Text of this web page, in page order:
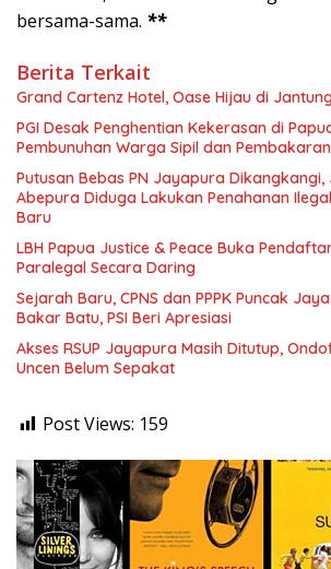
bersama-sama. **
Berita Terkait
Grand Cartenz Hotel, Oase Hijau di
PGI Desak Penghentian Kekerasan di
Pembunuhan Warga Sipil dan
Putusan Bebas PN Jayapura
Abepura Diduga Lakukan Penahanan Ilegal
Baru
LBH Papua Justice & Peace Buka
Paralegal Secara Daring
Sejarah Baru, CPNS dan PPPK Puncak
Bakar Batu, PSI Beri Apresiasi
Akses RSUP Jayapura Masih Ditutup,
Uncen Belum Sepakat
Post Views: 159